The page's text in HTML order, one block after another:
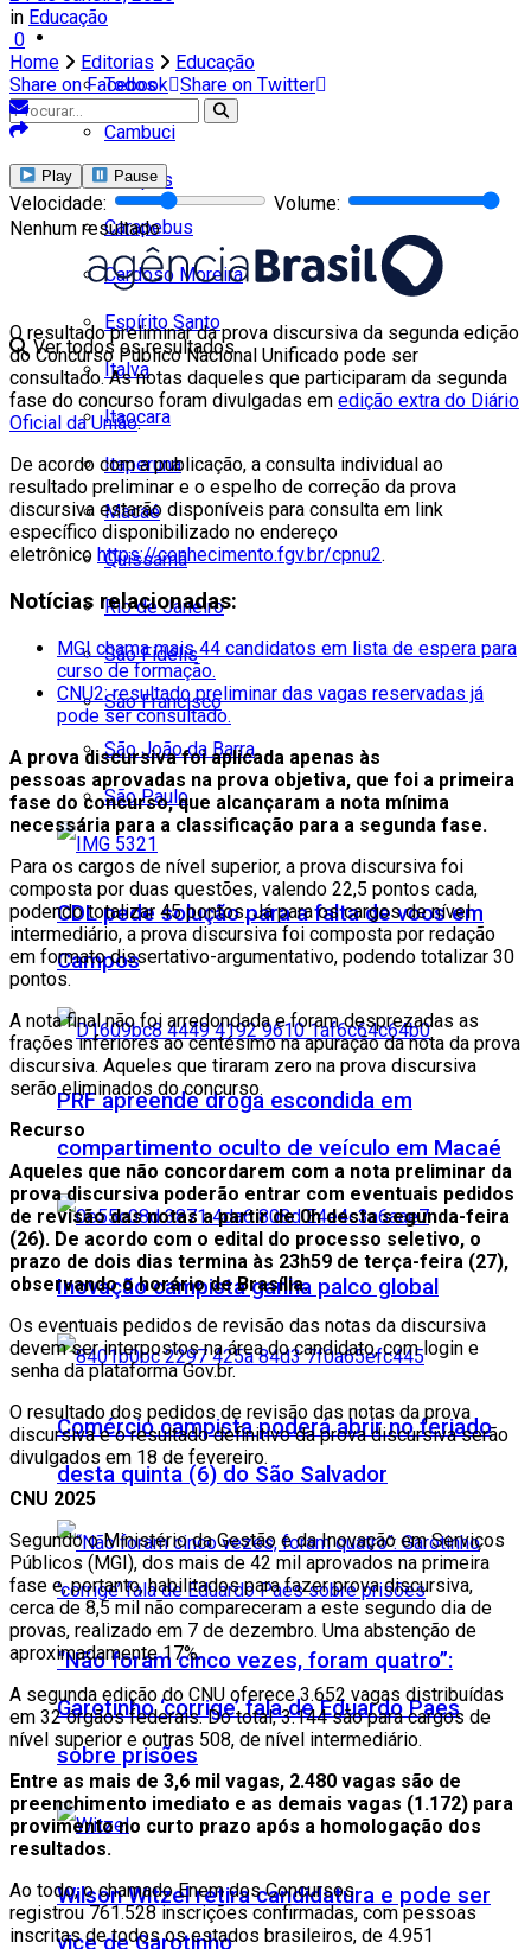
Todos
Cambuci
Campos
Carapebus
Cardoso Moreira
Espírito Santo
Italva
Itaocara
Itaperuna
Macaé
Quissamã
Rio de Janeiro
São Fidélis
São Francisco
São João da Barra
São Paulo
CDL pede solução para a falta de voos em
Campos
PRF apreende droga escondida em
compartimento oculto de veículo em Macaé
Inovação campista ganha palco global
Comércio campista poderá abrir no feriado
desta quinta (6) do São Salvador
“Não foram cinco vezes, foram quatro”:
Garotinho ‘corrige’ fala de Eduardo Paes
sobre prisões
Wilson Witzel retira candidatura e pode ser
vice de Garotinho
Nenhum resultado
Ver todos os resultados
in Educação
0
Home
Editorias
Educação
Share on Facebook Share on Twitter
Play Pause
Velocidade: Volume:
O resultado preliminar da prova discursiva da segunda edição
do Concurso Público Nacional Unificado pode ser
consultado. As notas daqueles que participaram da segunda
fase do concurso foram divulgadas em edição extra do Diário
Oficial da União.
De acordo com a publicação, a consulta individual ao
resultado preliminar e o espelho de correção da prova
discursiva estarão disponíveis para consulta em link
específico disponibilizado no endereço
eletrônico https://conhecimento.fgv.br/cpnu2.
Notícias relacionadas:
MGI chama mais 44 candidatos em lista de espera para
curso de formação.
CNU2: resultado preliminar das vagas reservadas já
pode ser consultado.
A prova discursiva foi aplicada apenas às
pessoas aprovadas na prova objetiva, que foi a primeira
fase do concurso, que alcançaram a nota mínima
necessária para a classificação para a segunda fase.
Para os cargos de nível superior, a prova discursiva foi
composta por duas questões, valendo 22,5 pontos cada,
podendo totalizar 45 pontos. Já para os cargos de nível
intermediário, a prova discursiva foi composta por redação
em formato dissertativo-argumentativo, podendo totalizar 30
pontos.
A nota final não foi arredondada e foram desprezadas as
frações inferiores ao centésimo na apuração da nota da prova
discursiva. Aqueles que tiraram zero na prova discursiva
serão eliminados do concurso.
Recurso
Aqueles que não concordarem com a nota preliminar da
prova discursiva poderão entrar com eventuais pedidos
de revisão das notas a partir de 0h desta segunda-feira
(26). De acordo com o edital do processo seletivo, o
prazo de dois dias termina às 23h59 de terça-feira (27),
observando o horário de Brasília.
Os eventuais pedidos de revisão das notas da discursiva
devem ser interpostos na área do candidato, com login e
senha da plataforma Gov.br.
O resultado dos pedidos de revisão das notas da prova
discursiva e o resultado definitivo da prova discursiva serão
divulgados em 18 de fevereiro.
CNU 2025
Segundo o Ministério da Gestão e da Inovação em Serviços
Públicos (MGI), dos mais de 42 mil aprovados na primeira
fase e, portanto, habilitados para fazer prova discursiva,
cerca de 8,5 mil não compareceram a este segundo dia de
provas, realizado em 7 de dezembro. Uma abstenção de
aproximadamente 17%.
A segunda edição do CNU oferece 3.652 vagas distribuídas
em 32 órgãos federais. Do total, 3.144 são para cargos de
nível superior e outras 508, de nível intermediário.
Entre as mais de 3,6 mil vagas, 2.480 vagas são de
preenchimento imediato e as demais vagas (1.172) para
provimento no curto prazo após a homologação dos
resultados​.
Ao todo, o chamado Enem dos Concursos
registrou 761.528 inscrições confirmadas, com pessoas
inscritas de todos os estados brasileiros, de 4.951